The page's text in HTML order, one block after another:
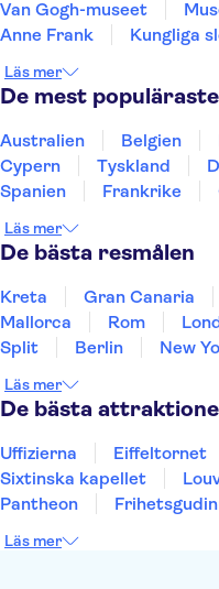
Van Gogh-museet
Anne Frank
Kungliga
Damtorget
Zaanse
Kaag-sjöarna båtturer
Markthal
De Wallen
Läs mer
De mest
Australien Belgien
Cypern
Tyskland
Spanien
Frankrike
Sverige
Thailand
Läs mer
De bästa resmålen
Kreta Gran Canaria
Mallorca
Rom
Split
Berlin New
Uppsala
Helsingborg
Läs mer
De bästa
Uffizierna Eiffeltornet
Sixtinska kapellet
Pantheon
Burj Khalifa
Läs mer